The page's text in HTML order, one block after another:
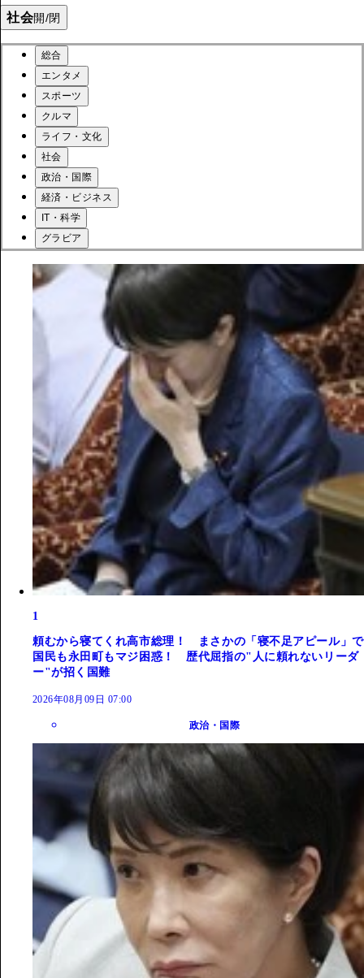
社会開/閉
総合
エンタメ
スポーツ
クルマ
ライフ・文化
社会
政治・国際
経済・ビジネス
IT・科学
グラビア
1
頼むから寝てくれ高市総理！ まさかの「寝不足アピール」で
国民も永田町もマジ困惑！ 歴代屈指の"人に頼れないリーダ
ー"が招く国難
2026年08月09日 07:00
政治・国際